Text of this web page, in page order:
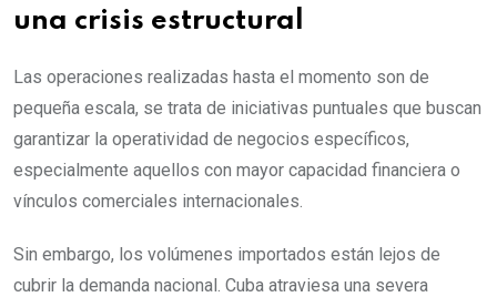
una crisis estructural
Las operaciones realizadas hasta el momento son de
pequeña escala, se trata de iniciativas puntuales que buscan
garantizar la operatividad de negocios específicos,
especialmente aquellos con mayor capacidad financiera o
vínculos comerciales internacionales.
Sin embargo, los volúmenes importados están lejos de
cubrir la demanda nacional. Cuba atraviesa una severa